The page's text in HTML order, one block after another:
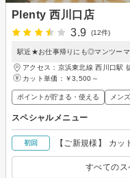
Plenty 西川口店
3.9
(12件)
駅近★お仕事帰りにも◎マンツーマ
アクセス：京浜東北線 西川口駅
カット単価： ￥3,500～
ポイントが貯まる・使える メン
スペシャルメニュー
初回 【ご新規様】 カッ
すべてのス